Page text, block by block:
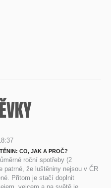
CO, JAK A PROČ?
roční spotřeby (2
patrné, že luštěniny nejsou v ČR
Přitom je stačí doplnit